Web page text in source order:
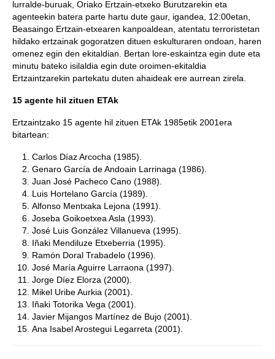
lurralde-buruak, Oriako Ertzain-etxeko Burutzarekin eta
agenteekin batera parte hartu dute gaur, igandea, 12:00etan,
Beasaingo Ertzain-etxearen kanpoaldean, atentatu terroristetan
hildako ertzainak gogoratzen dituen eskulturaren ondoan, haren
omenez egin den ekitaldian. Bertan lore-eskaintza egin dute eta
minutu bateko isilaldia egin dute oroimen-ekitaldia
Ertzaintzarekin partekatu duten ahaideak ere aurrean zirela.
15 agente hil zituen ETAk
Ertzaintzako 15 agente hil zituen ETAk 1985etik 2001era
bitartean:
Carlos Díaz Arcocha (1985).
Genaro García de Andoain Larrinaga (1986).
Juan José Pacheco Cano (1988).
Luis Hortelano García (1989).
Alfonso Mentxaka Lejona (1991).
Joseba Goikoetxea Asla (1993).
José Luis González Villanueva (1995).
Iñaki Mendiluze Etxeberria (1995).
Ramón Doral Trabadelo (1996).
José María Aguirre Larraona (1997).
Jorge Díez Elorza (2000).
Mikel Uribe Aurkia (2001).
Iñaki Totorika Vega (2001).
Javier Mijangos Martínez de Bujo (2001).
Ana Isabel Arostegui Legarreta (2001).